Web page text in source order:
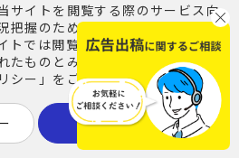
サイトを閲覧する際のサービス向
把握のため、クッキー（Cookie）
トでは閲覧を継続されることで、
たものとみなします。詳細につい
シー」をご覧ください。
同意する